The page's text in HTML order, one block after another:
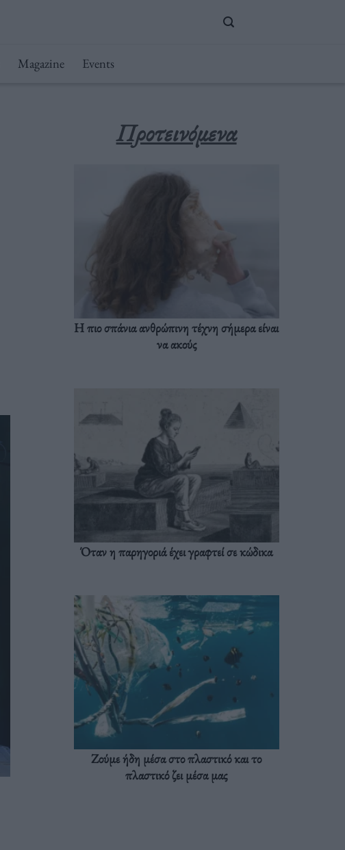
Magazine Events
Προτεινόμενα
Η πιο σπάνια ανθρώπινη τέχνη σήμερα είναι
να ακούς
Όταν η παρηγοριά έχει γραφτεί σε κώδικα
Ζούμε ήδη μέσα στο πλαστικό και το
πλαστικό ζει μέσα μας